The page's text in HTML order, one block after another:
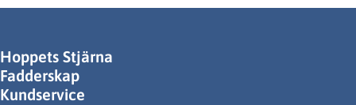
Hoppets Stjärna
Fadderskap
Kundservice